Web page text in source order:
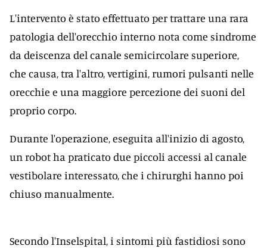
L'intervento è stato effettuato per trattare una rara
patologia dell'orecchio interno nota come sindrome
da deiscenza del canale semicircolare superiore,
che causa, tra l'altro, vertigini, rumori pulsanti nelle
orecchie e una maggiore percezione dei suoni del
proprio corpo.
Durante l'operazione, eseguita all'inizio di agosto,
un robot ha praticato due piccoli accessi al canale
vestibolare interessato, che i chirurghi hanno poi
chiuso manualmente.
Secondo l'Inselspital, i sintomi più fastidiosi sono